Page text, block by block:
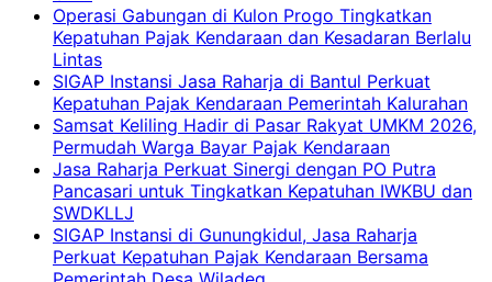
Operasi Gabungan di Kulon Progo Tingkatkan
Kepatuhan Pajak Kendaraan dan Kesadaran Berlalu
Lintas
SIGAP Instansi Jasa Raharja di Bantul Perkuat
Kepatuhan Pajak Kendaraan Pemerintah Kalurahan
Samsat Keliling Hadir di Pasar Rakyat UMKM 2026,
Permudah Warga Bayar Pajak Kendaraan
Jasa Raharja Perkuat Sinergi dengan PO Putra
Pancasari untuk Tingkatkan Kepatuhan IWKBU dan
SWDKLLJ
SIGAP Instansi di Gunungkidul, Jasa Raharja
Perkuat Kepatuhan Pajak Kendaraan Bersama